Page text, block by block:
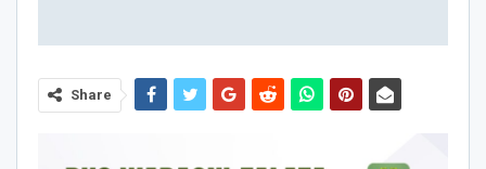
Share